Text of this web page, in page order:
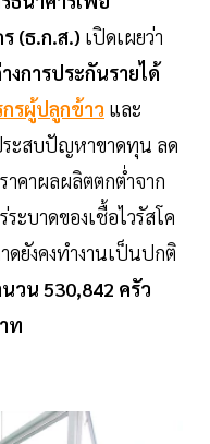
(ธ.ก.ส.) เปิดเผยว่า
งการประกันรายได้
รผู้ปลูกข้าว และ
ระสบปัญหาขาดทุน ลด
าคาผลผลิตตกต่ำจาก
ะบาดของเชื้อไวรัสโค
ดยังคงทำงานเป็นปกติ
วน 530,842 ครัว
ท